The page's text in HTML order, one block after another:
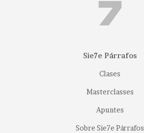
Sie7e Párrafos
Clases
Masterclasses
Apuntes
Sobre Sie7e Párrafos